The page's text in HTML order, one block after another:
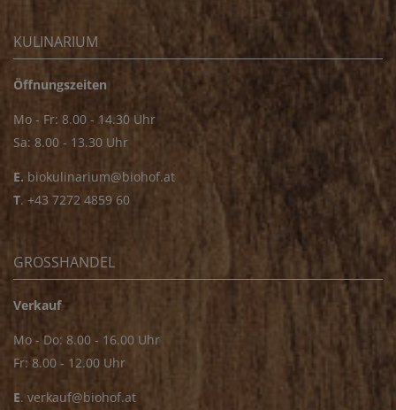
KULINARIUM
Öffnungszeiten
Mo - Fr: 8.00 - 14.30 Uhr
Sa: 8.00 - 13.30 Uhr
E. biokulinarium@biohof.at
T. +43 7272 4859 60
GROSSHANDEL
Verkauf
Mo - Do: 8.00 - 16.00 Uhr
Fr: 8.00 - 12.00 Uhr
E. verkauf@biohof.at